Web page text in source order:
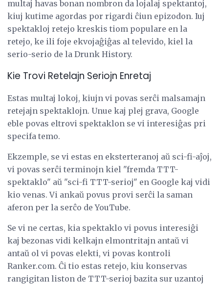
multaj havas bonan nombron da lojalaj spektantoj,
kiuj kutime agordas por rigardi ĉiun epizodon. Iuj
spektakloj retejo kreskis tiom populare en la
retejo, ke ili foje ekvojaĝiĝas al televido, kiel la
serio-serio de la Drunk History.
Kie Trovi Retelajn Seriojn Enretaj
Estas multaj lokoj, kiujn vi povas serĉi malsamajn
retejajn spektaklojn. Unue kaj plej grava, Google
eble povas eltrovi spektaklon se vi interesiĝas pri
specifa temo.
Ekzemple, se vi estas en eksterteranoj aŭ sci-fi-aĵoj,
vi povas serĉi terminojn kiel "fremda TTT-
spektaklo" aŭ "sci-fi TTT-serioj" en Google kaj vidi
kio venas. Vi ankaŭ povus provi serĉi la saman
aferon per la serĉo de YouTube.
Se vi ne certas, kia spektaklo vi povus interesiĝi
kaj bezonas vidi kelkajn elmontritajn antaŭ vi
antaŭ ol vi povas elekti, vi povas kontroli
Ranker.com. Ĉi tio estas retejo, kiu konservas
rangigitan liston de TTT-serioj bazita sur uzantoj